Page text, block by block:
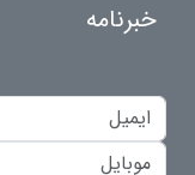
خبرنامه